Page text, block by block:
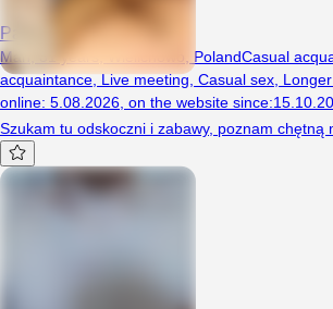
Patryyk23
Man, 31 years, Wielichowo, PolandCasual
acquaintance,Live meeting, Casual sex,
online: 5.08.2026, on the website since:
Szukam tu odskoczni i zabawy, poznam chętną